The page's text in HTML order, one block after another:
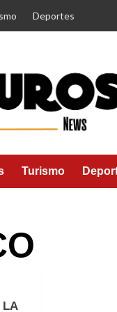
Deportes
Turismo
LA